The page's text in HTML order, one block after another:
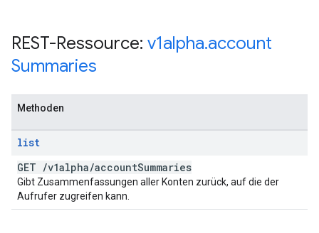
REST-Ressource: v1alpha.account
Summaries
Methoden
list
GET /v1alpha/accountSummaries
Gibt Zusammenfassungen aller Konten zurück, auf die der
Aufrufer zugreifen kann.